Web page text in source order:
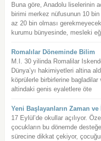
Buna göre, Anadolu liselerinin
birimi merkez nüfusunun 10
az 20 bin olması
kurumu bünyesinde, mesleki
Romalılar Döneminde Bilim
M.I. 30 yilinda Romalilar
Dünya’yı hakimiyetleri altina
köprülerle birbirlerine
altindaki genis eyaletlere öte
Yeni Başlayanların Zaman
17 Eylül’de okullar açılıyor.
çocukların bu dönemde
sürecine dikkat çekiyor,